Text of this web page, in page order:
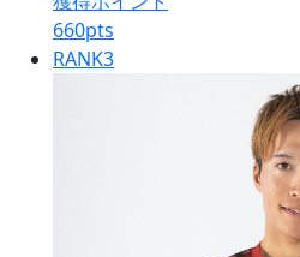
660pts
RANK3